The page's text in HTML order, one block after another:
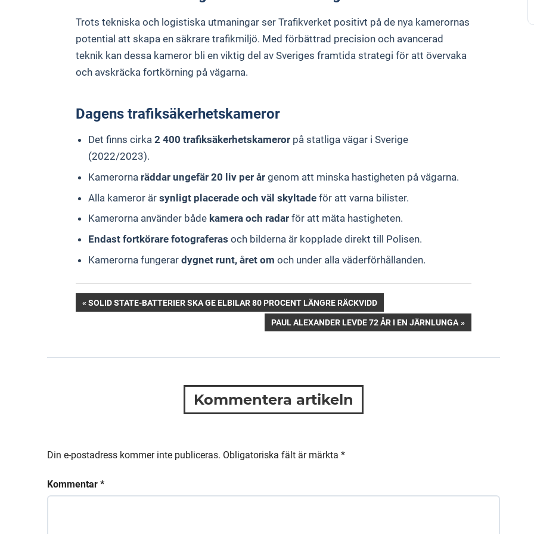
Trots tekniska och logistiska utmaningar ser Trafikverket positivt på de nya kamerornas
potential att skapa en säkrare trafikmiljö. Med förbättrad precision och avancerad
teknik kan dessa kameror bli en viktig del av Sveriges framtida strategi för att övervaka
och avskräcka fortkörning på vägarna.
Dagens trafiksäkerhetskameror
Det finns cirka2 400 trafiksäkerhetskameror på statliga vägar i Sverige
(2022/2023).
Kamerorna räddar ungefär 20 liv per år genom att minska hastigheten på vägarna.
Alla kameror ärsynligt placerade och väl skyltade för att varna bilister.
Kamerorna använder både kamera och radar för att mäta hastigheten.
Endast fortkörare fotograferas och bilderna är kopplade direkt till Polisen.
Kamerorna fungerardygnet runt, året om och under alla väderförhållanden.
Inläggsnavigering
PREVIOUS
SOLID STATE-BATTERIER SKA GE ELBILAR 80 PROCENT LÄNGRE RÄCKVIDD
NEXT
PAUL ALEXANDER LEVDE 72 ÅR I EN JÄRNLUNGA
Kommentera artikeln
Din e-postadress kommer inte publiceras. Obligatoriska fält är märkta *
Kommentar *